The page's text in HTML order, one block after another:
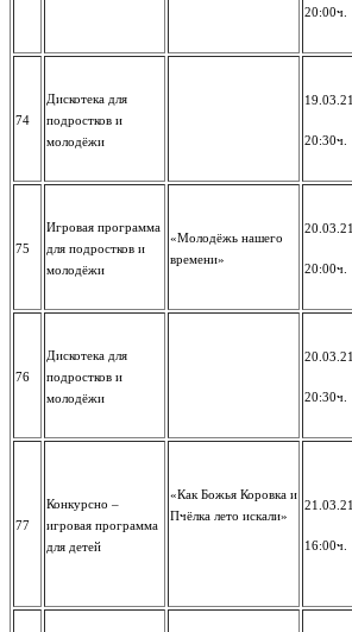
20:00ч.
74
Дискотека для
подростков и
молодёжи
19.03.21
20:30ч.
75
Игровая программа
для подростков и
молодёжи
«Молодёжь нашего
времени»
20.03.21
20:00ч.
76
Дискотека для
подростков и
молодёжи
20.03.21
20:30ч.
77
Конкурсно –
игровая программа
для детей
«Как Божья Коровка и
Пчёлка лето искали»
21.03.21
16:00ч.